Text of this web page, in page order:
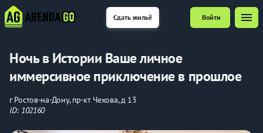
Сдать жильё Войти menu
Ночь в Истории Ваше личное
иммерсивное приключение в прошлое
г Ростов-на-Дону, пр-кт Чехова, д 13
ID: 102160